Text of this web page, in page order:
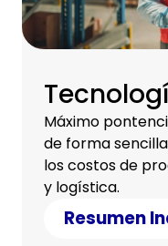
Máximo
de forma
los costos de
y logística.
Resumen